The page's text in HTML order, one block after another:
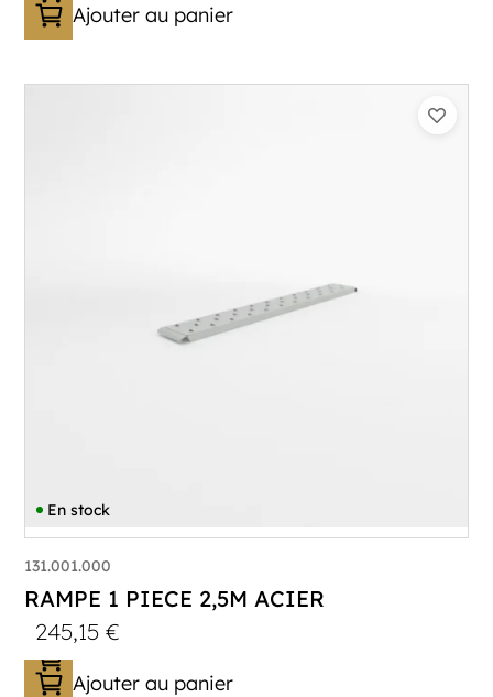
Ajouter au panier
En stock
131.001.000
RAMPE 1 PIECE 2,5M ACIER
245,15€
Ajouter au panier